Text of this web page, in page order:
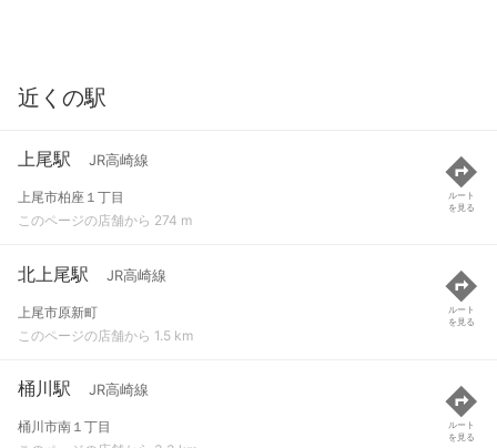
近くの駅
上尾駅 JR高崎線
上尾市柏座１丁目
このページの店舗から 274 m
ルート
を見る
北上尾駅 JR高崎線
上尾市原新町
このページの店舗から 1.5 km
ルート
を見る
桶川駅 JR高崎線
桶川市南１丁目
ルート
を見る